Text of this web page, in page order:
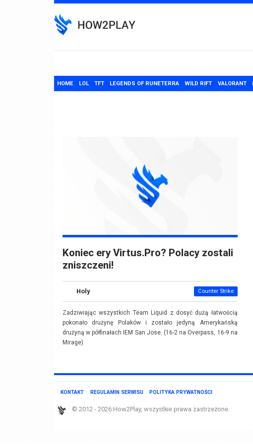
to
content
HOME LOL TFT LEGENDS OF RUNETERRA WILD RIFT VALORANT
Koniec ery Virtus.Pro? Polacy zostali
zniszczeni!
Holy Counter Strike
Zadziwiając wszystkich Team Liquid z dosyć dużą łatwością
pokonało drużynę Polaków i zostało jedyną Amerykańską
drużyną w półfinałach IEM San Jose. (16-2 na Overpass, 16-9 na
Mirage)
KONTAKT REGULAMIN SERWISU POLITYKA PRYWATNOŚCI
© 2012 - 2026 How2Play, wszystkie prawa zastrzeżone.